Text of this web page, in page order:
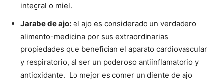
integral o miel.
Jarabe de ajo: el ajo es considerado un verdadero
alimento-medicina por sus extraordinarias
propiedades que benefician el aparato cardiovascular
y respiratorio, al ser un poderoso antiinflamatorio y
antioxidante. Lo mejor es comer un diente de ajo